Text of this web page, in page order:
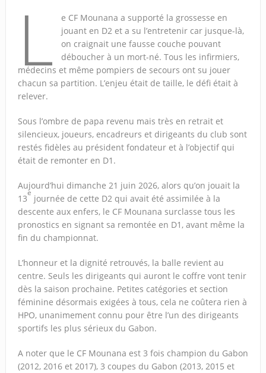
L
e CF Mounana a supporté la grossesse en
jouant en D2 et a su l’entretenir car jusque-là,
on craignait une fausse couche pouvant
déboucher à un mort-né. Tous les infirmiers,
médecins et même pompiers de secours ont su jouer
chacun sa partition. L’enjeu était de taille, le défi était à
relever.
Sous l’ombre de papa revenu mais très en retrait et
silencieux, joueurs, encadreurs et dirigeants du club sont
restés fidèles au président fondateur et à l’objectif qui
était de remonter en D1.
Aujourd’hui dimanche 21 juin 2026, alors qu’on jouait la
13
e
journée de cette D2 qui avait été assimilée à la
descente aux enfers, le CF Mounana surclasse tous les
pronostics en signant sa remontée en D1, avant même la
fin du championnat.
L’honneur et la dignité retrouvés, la balle revient au
centre. Seuls les dirigeants qui auront le coffre vont tenir
dès la saison prochaine. Petites catégories et section
féminine désormais exigées à tous, cela ne coûtera rien à
HPO, unanimement connu pour être l’un des dirigeants
sportifs les plus sérieux du Gabon.
A noter que le CF Mounana est 3 fois champion du Gabon
(2012, 2016 et 2017), 3 coupes du Gabon (2013, 2015 et